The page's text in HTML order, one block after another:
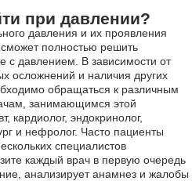
при давлении?
давления и их проявления
полностью решить
с давлением. В зависимости от
осложнений и наличия других
обращаться к различным
занимающимся этой
кардиолог, эндокринолог,
и нефролог. Часто пациенты
специалистов
каждый врач в первую очередь
анализирует анамнез и жалобы